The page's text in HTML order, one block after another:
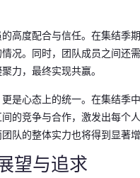
高度配合与信任。在集结季
况。同时，团队成员之间还
力，最终实现共赢。
是心态上的统一。在集结季
的竞争与合作，激发出每个
队的整体实力也将得到显著增
望与追求